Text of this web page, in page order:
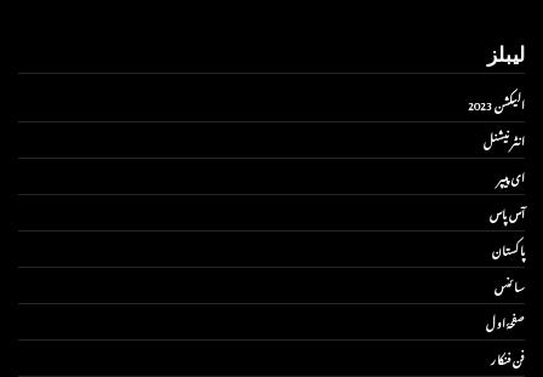
لیبلز
الیکشن 2023
انٹر نیشنل
ای پیپر
آس پاس
پاکستان
سائنس
صفحۂ اول
فن فنکار